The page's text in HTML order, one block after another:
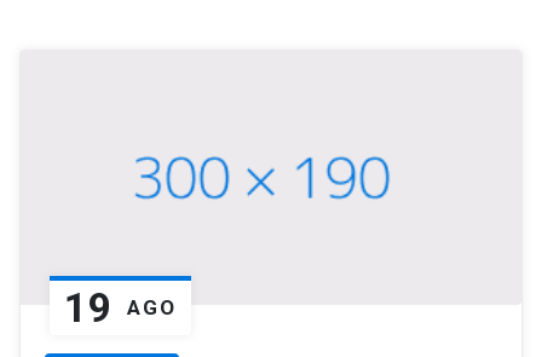
19 AGO